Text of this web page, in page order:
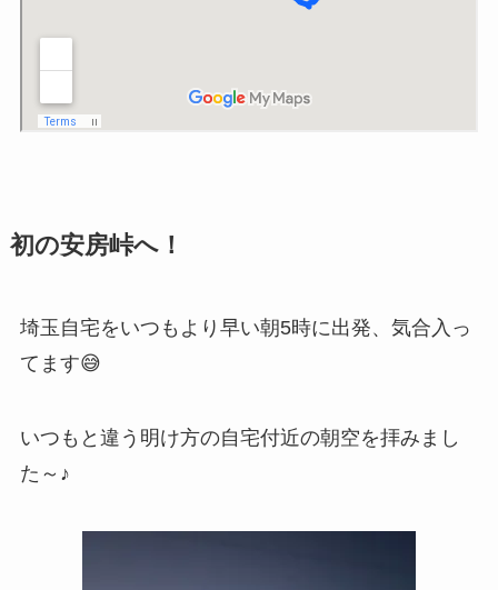
初の安房峠へ！
埼玉自宅をいつもより早い朝5時に出発、気合入っ
てます😅
いつもと違う明け方の自宅付近の朝空を拝みまし
た～♪